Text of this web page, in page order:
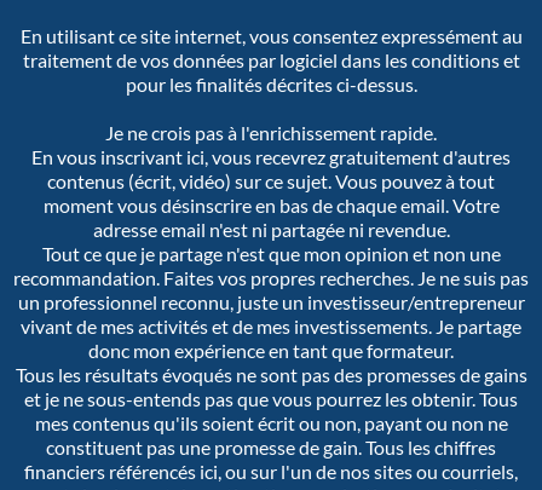
En utilisant ce site internet, vous consentez expressément au
traitement de vos données par logiciel dans les conditions et
pour les finalités décrites ci-dessus.
Je ne crois pas à l'enrichissement rapide.
En vous inscrivant ici, vous recevrez gratuitement d'autres
contenus (écrit, vidéo) sur ce sujet. Vous pouvez à tout
moment vous désinscrire en bas de chaque email. Votre
adresse email n'est ni partagée ni revendue.
Tout ce que je partage n'est que mon opinion et non une
recommandation. Faites vos propres recherches. Je ne suis pas
un professionnel reconnu, juste un investisseur/entrepreneur
vivant de mes activités et de mes investissements. Je partage
donc mon expérience en tant que formateur.
Tous les résultats évoqués ne sont pas des promesses de gains
et je ne sous-entends pas que vous pourrez les obtenir. Tous
mes contenus qu'ils soient écrit ou non, payant ou non ne
constituent pas une promesse de gain. Tous les chiffres
financiers référencés ici, ou sur l'un de nos sites ou courriels,